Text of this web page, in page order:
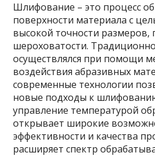
Шлифование – это процесс
поверхности материала с
высокой точности размеров,
шероховатости.
осуществлялся при помощи
воздействия абразивных
современные технологии
новые подходы к
управление температурой
открывает широкие
эффективности и качества
расширяет спектр